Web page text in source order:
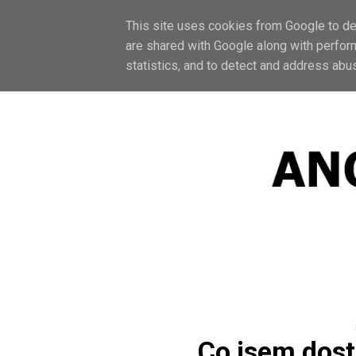
This site uses cookies from Google to
are shared with Google along with
statistics, and to detect and address